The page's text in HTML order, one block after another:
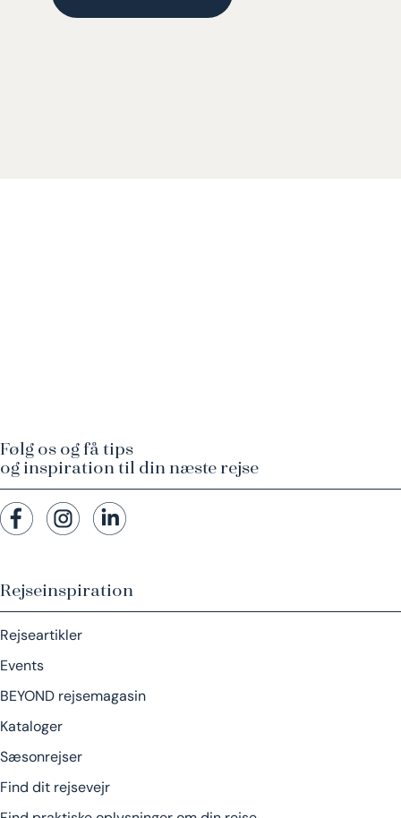
Rejseinspiration
Rejseartikler
Events
BEYOND rejsemagasin
Kataloger
Sæsonrejser
Find dit rejsevejr
Følg os og få tips
og inspiration til din næste rejse